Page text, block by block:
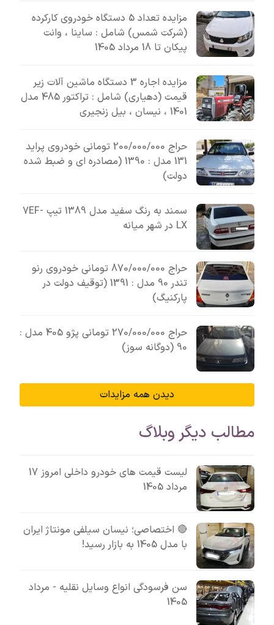
مزایده تعداد 5 دستگاه خودروی کارکرده
(شرکت شمس) شامل : ساینا ، وانت
پیکان تا 18 مرداد 1405
مزایده اجاره 3 دستگاه ماشین آلات زیر
قیمت (دهیاری) شامل : تراکتور 485 مدل
1401 ، نیسان ، بیل زنجیری
حراج 200/000/000 تومانی خودروی پراید
131 مدل : 1390 (مصادره ای و ضبط شده
دولت)
سمند به رنگ سفید مدل 1389 تیپ 7EF-
LX در شهر میانه
حراج 870/000/000 تومانی خودروی رنو
تندر 90 مدل : 1391 (توقیف دولت در
پارکنیگ)
حراج 270/000/000 تومانی پژو 405 مدل :
90 (دوگانه سوز)
دیدن همه مزایدات
مطالب دیگر وبلاگ
لیست قیمت های خودرو داخلی امروز 17
مرداد 1405
🔴 اختصاصی؛ نیسان سیلفی مونتاژ ایران
با مدل 1405 به بازار رسید!
سن فرسودگی انواع وسایل نقلیه - مرداد
1405